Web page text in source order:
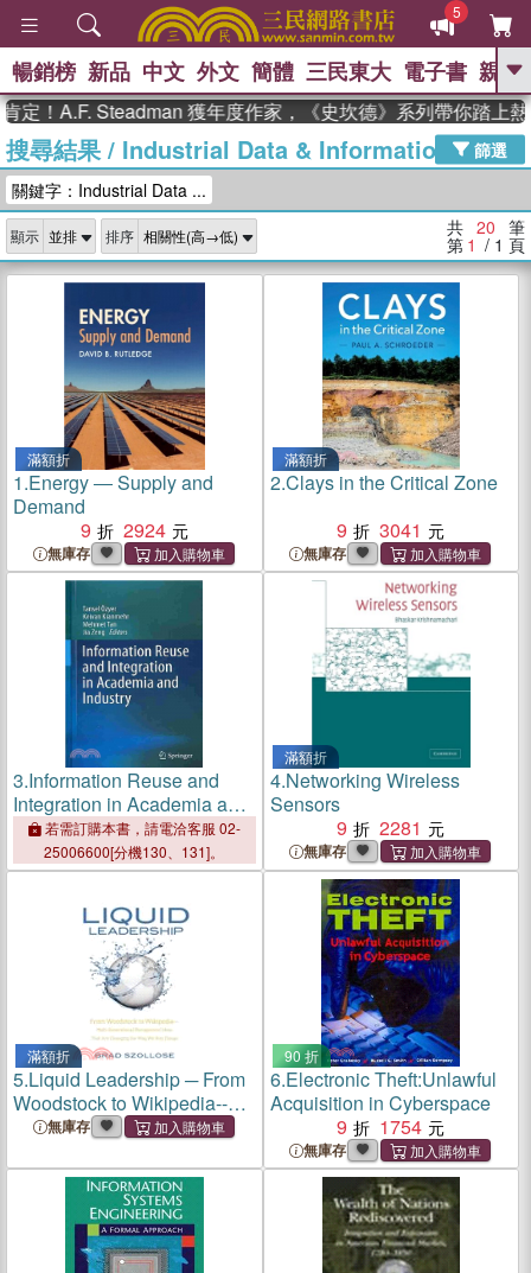
5
GO
熱搜： 東野圭吾 、 高希均教授回憶錄
、 The Odyssey 、 父親節 、 如果歷
獎 臺灣漫遊錄 、 方念華 、 台灣的李
登輝時代
數學女孩：黎曼猜想 、
偉大的迷走神經
暢銷榜 新品 中文 外文 簡體 三民東大 電子書 親子
A.F. Steadman 獲年度作家，《史坎德》系列帶你踏上熱血
搜尋結果/ Industrial Data & Information Inc篩選
關鍵字：Industrial Data ...
顯示 排序 共 20 筆
第 1 / 1 頁
滿額折
1.Energy ― Supply and
Demand
9
2924
無庫存
滿額折
2.Clays in the Critical Zone
9
3041
無庫存
3.Information Reuse and
Integration in Academia and
Industry
若需訂購本書，請電洽客服 02-
25006600[分機130、131]。
滿額折
4.Networking Wireless
Sensors
9
2281
無庫存
滿額折
5.Liquid Leadership ─ From
Woodstock to Wikipedia--
Multigenerational
Changing the Way We Run
無庫存
90 折
6.Electronic Theft:Unlawful
Acquisition in Cyberspace
9
1754
無庫存